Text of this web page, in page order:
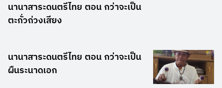
นานาสาระดนตรีไทย ตอน กว่าจะเป็น
ตะกั่วถ่วงเสียง
นานาสาระดนตรีไทย ตอน กว่าจะเป็น
ผืนระนาดเอก